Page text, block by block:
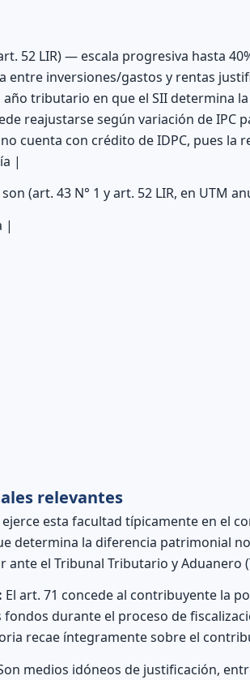
52 LIR) — escala progresiva hasta
entre inversiones/gastos y rentas
año tributario en que el SII determina
reajustarse según variación de IPC
cuenta con crédito de IDPC, pues la
|
(art. 43 N° 1 y art. 52 LIR, en UTM
|
relevantes
ejerce esta facultad típicamente en el
determina la diferencia patrimonial
el Tribunal Tributario y Aduanero
El art. 71 concede al contribuyente la
durante el proceso de
recae íntegramente sobre el
medios idóneos de justificación,